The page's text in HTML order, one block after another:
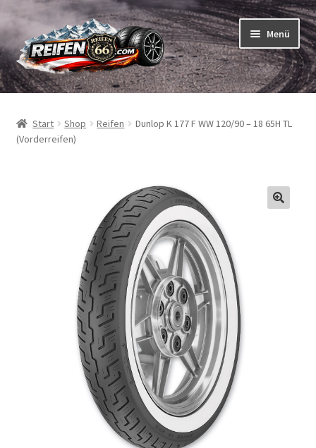
Zur
Navigation
springen
Zum
Inhalt
springen
Menü
Reifen
Schläuche
Start Shop Reifen
Dunlop K 177 F WW 120/90 – 18 65H TL
(Vorderreifen)